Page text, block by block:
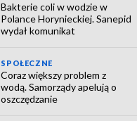
Bakterie coli w wodzie w
Polance Horynieckiej. Sanepid
wydał komunikat
SPOŁECZNE
Coraz większy problem z
wodą. Samorządy apelują o
oszczędzanie